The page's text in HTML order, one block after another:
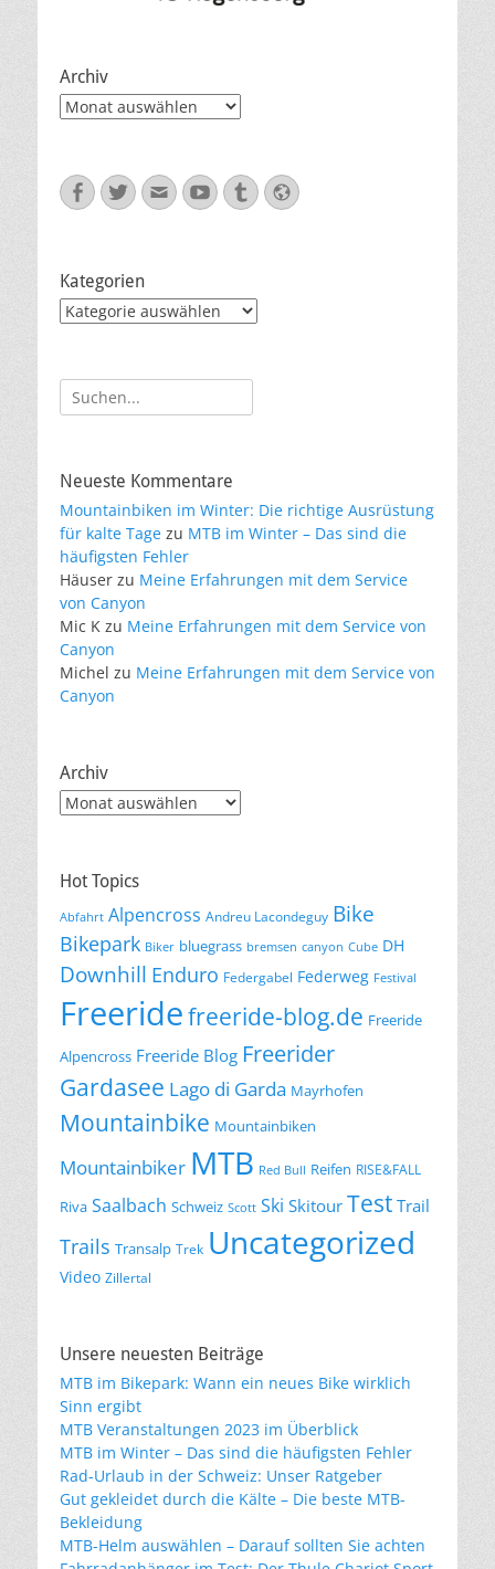
Archiv
Archiv
Facebook
Twitter
E-
Mail
YouTube
TumblrWebsite
Kategorien
Kategorien
Suche
nach:
Neueste Kommentare
Mountainbiken im Winter: Die richtige Ausrüstung
für kalte Tage zu MTB im Winter – Das sind die
häufigsten Fehler
Häuser zu Meine Erfahrungen mit dem Service
von Canyon
Mic K zu Meine Erfahrungen mit dem Service von
Canyon
Michel zu Meine Erfahrungen mit dem Service von
Canyon
Archiv
Archiv
Hot Topics
Abfahrt Alpencross Andreu Lacondeguy Bike
Bikepark Biker bluegrass bremsen canyon Cube DH
Downhill Enduro Federgabel Federweg Festival
Freeridefreeride-blog.de Freeride
Alpencross Freeride Blog Freerider
Gardasee Lago di Garda Mayrhofen
Mountainbike Mountainbiken
Mountainbiker MTB Red Bull Reifen RISE&FALL
Riva Saalbach Schweiz Scott Ski Skitour Test Trail
Trails Transalp Trek Uncategorized
Video Zillertal
Unsere neuesten Beiträge
MTB im Bikepark: Wann ein neues Bike wirklich
Sinn ergibt
MTB Veranstaltungen 2023 im Überblick
MTB im Winter – Das sind die häufigsten Fehler
Rad-Urlaub in der Schweiz: Unser Ratgeber
Gut gekleidet durch die Kälte – Die beste MTB-
Bekleidung
MTB-Helm auswählen – Darauf sollten Sie achten